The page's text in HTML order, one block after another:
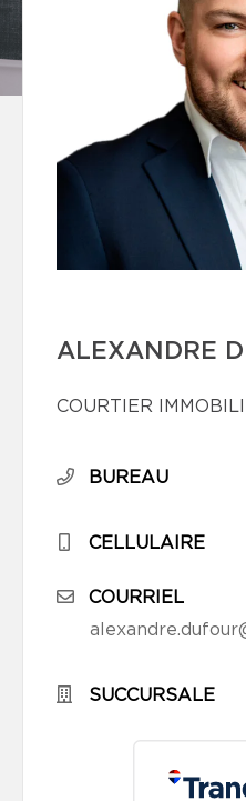
ALEXANDRE
COURTIER
BUREAU
CELLULAIRE
COURRIEL
SUCCURSALE